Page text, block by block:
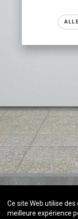
Ce site Web utilise
meilleure expérience